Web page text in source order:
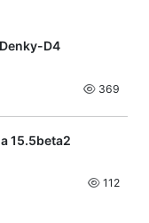
D4
369
15.5beta2
112